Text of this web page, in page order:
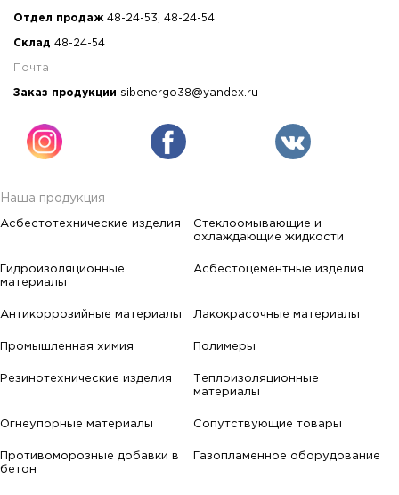
Отдел продаж 48-24-53 48-24-54
Склад 48-24-54
Почта
Заказ продукции sibenergo38@yandex.ru
Наша продукция
Асбестотехнические изделия
Стеклоомывающие и
охлаждающие жидкости
Гидроизоляционные
материалы
Асбестоцементные изделия
Антикоррозийные материалы Лакокрасочные материалы
Промышленная химия Полимеры
Резинотехнические изделия
Теплоизоляционные
материалы
Огнеупорные материалы Сопутствующие товары
Противоморозные добавки в
бетон
Газопламенное оборудование